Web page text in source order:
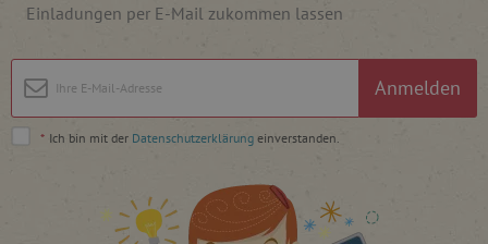
Einladungen per E-Mail zukommen lassen
Anmelden
* Ich bin mit der Datenschutzerklärung einverstanden.
FPAU
_lb .agathaswelt.de